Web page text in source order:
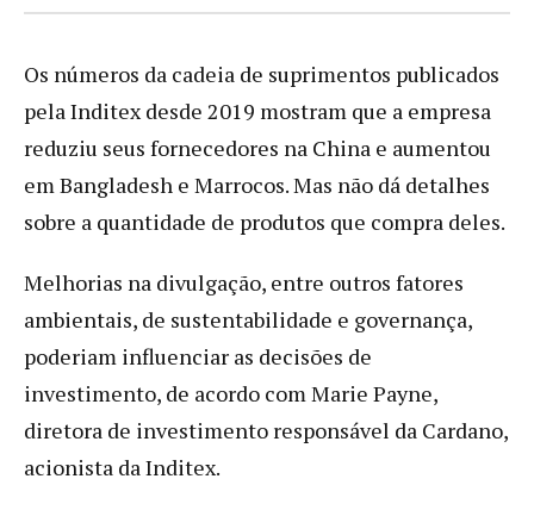
Os números da cadeia de suprimentos publicados
pela Inditex desde 2019 mostram que a empresa
reduziu seus fornecedores na China e aumentou
em Bangladesh e Marrocos. Mas não dá detalhes
sobre a quantidade de produtos que compra deles.
Melhorias na divulgação, entre outros fatores
ambientais, de sustentabilidade e governança,
poderiam influenciar as decisões de
investimento, de acordo com Marie Payne,
diretora de investimento responsável da Cardano,
acionista da Inditex.